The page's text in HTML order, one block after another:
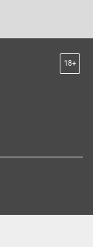
18+